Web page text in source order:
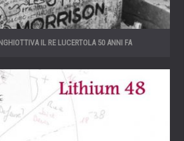
IL RE LUCERTOLA 50 ANNI FA